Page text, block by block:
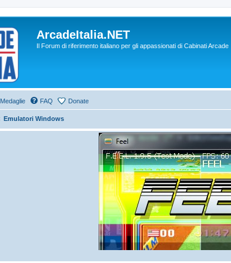
ArcadeItalia.NET
Il Forum di riferimento italiano per gli appassionati di Cabinati Arcade
Medaglie FAQ Donate
Emulatori Windows